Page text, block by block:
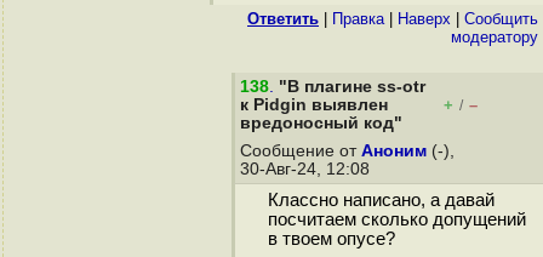
Ответить Правка| Наверх
Cообщить
модератору
138. "В плагине ss-otr
к Pidgin выявлен
вредоносный код"
+ / –
Сообщение от Аноним (-),
30-Авг-24, 12:08
Классно написано, а давай
посчитаем сколько допущений
в твоем опусе?